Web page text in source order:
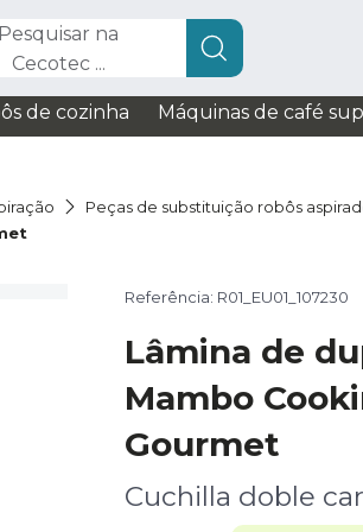
Pesquisar na
Cecotec ...
de cozinha Máquinas de café
Peças de substituição robôs
Referência: R01_EU01_107230
Lâmina de
Mambo
Gourmet
Cuchilla doble